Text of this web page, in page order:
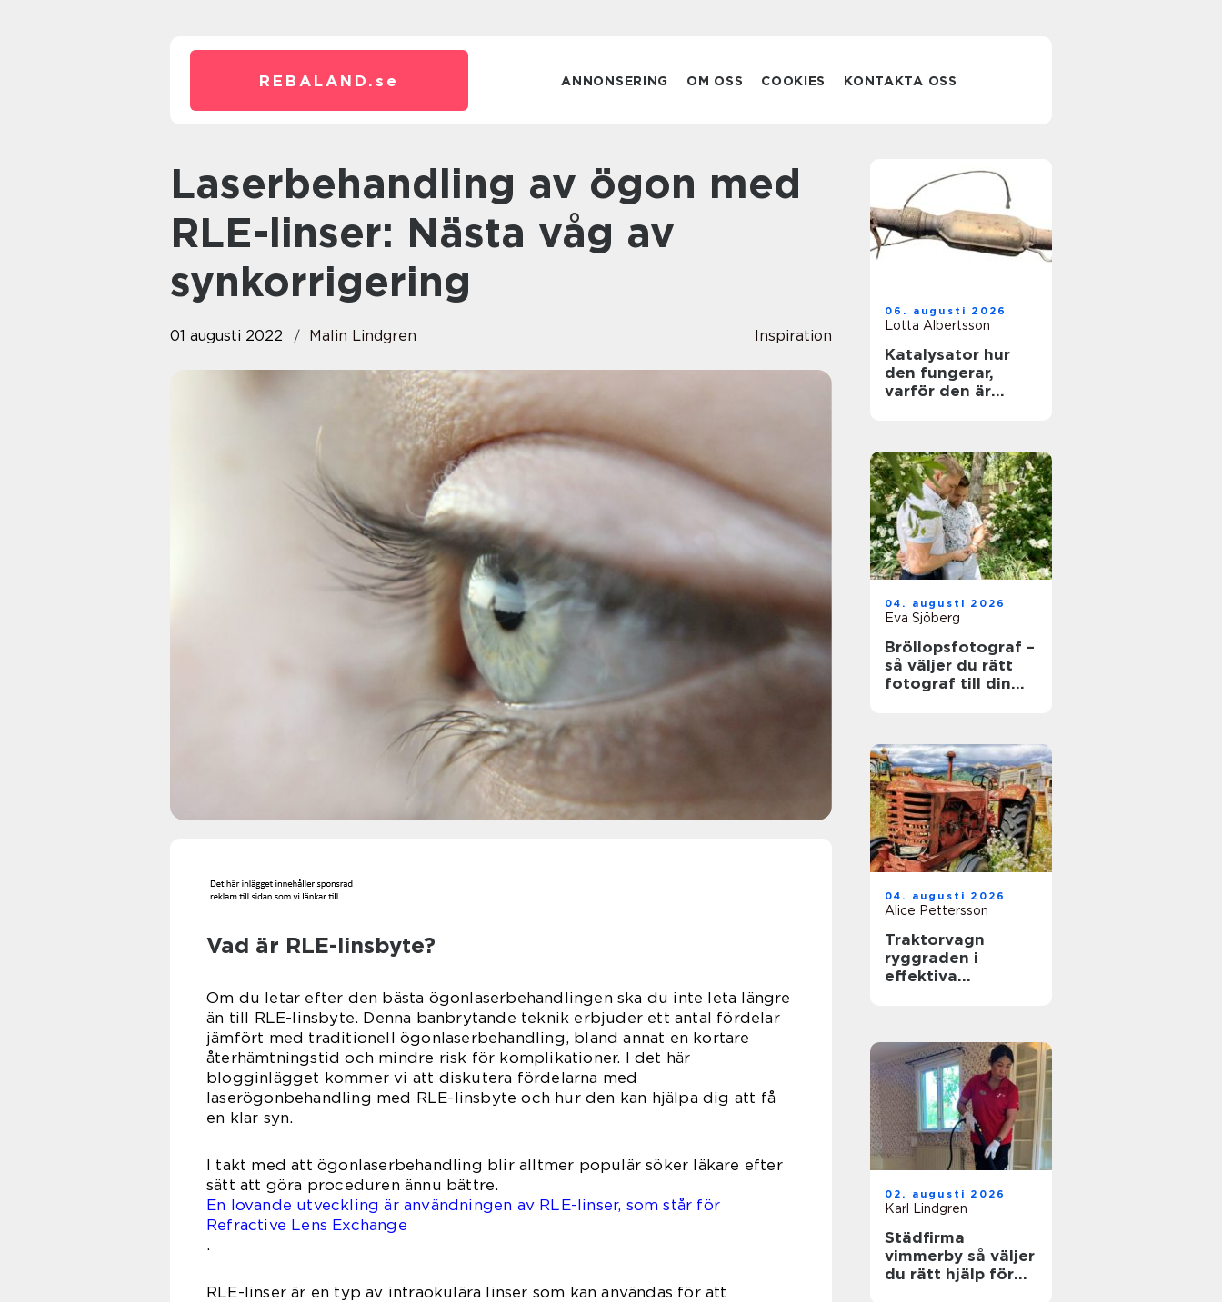
REBALAND. se ANNONSERING OM OSS COOKIES KONTAKTA OSS
Laserbehandling av ögon med
RLE-linser: Nästa våg av
synkorrigering
01 augusti 2022 Malin Lindgren Inspiration
Vad är RLE-linsbyte?
Om du letar efter den bästa ögonlaserbehandlingen ska du inte leta längre
än till RLE-linsbyte. Denna banbrytande teknik erbjuder ett antal fördelar
jämfört med traditionell ögonlaserbehandling, bland annat en kortare
återhämtningstid och mindre risk för komplikationer. I det här
blogginlägget kommer vi att diskutera fördelarna med
laserögonbehandling med RLE-linsbyte och hur den kan hjälpa dig att få
en klar syn.
I takt med att ögonlaserbehandling blir alltmer populär söker läkare efter
sätt att göra proceduren ännu bättre.
En lovande utveckling är användningen av RLE-linser, som står för
Refractive Lens Exchange
.
RLE-linser är en typ av intraokulära linser som kan användas för att
06. augusti 2026
Lotta Albertsson
Katalysator hur
den fungerar,
varför den är
04. augusti 2026
Eva Sjöberg
Bröllopsfotograf –
så väljer du rätt
fotograf till din
04. augusti 2026
Alice Pettersson
Traktorvagn
ryggraden i
effektiva
02. augusti 2026
Karl Lindgren
Städfirma
vimmerby så väljer
du rätt hjälp för